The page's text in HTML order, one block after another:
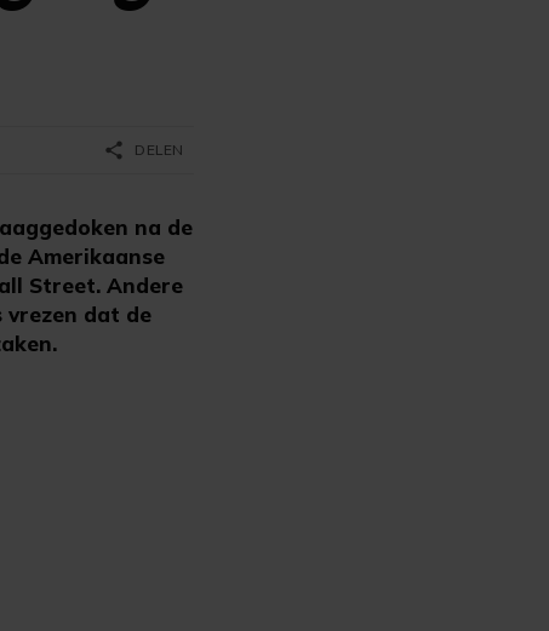
na de
Amerikaanse
Street. Andere
vrezen dat de
share DELEN